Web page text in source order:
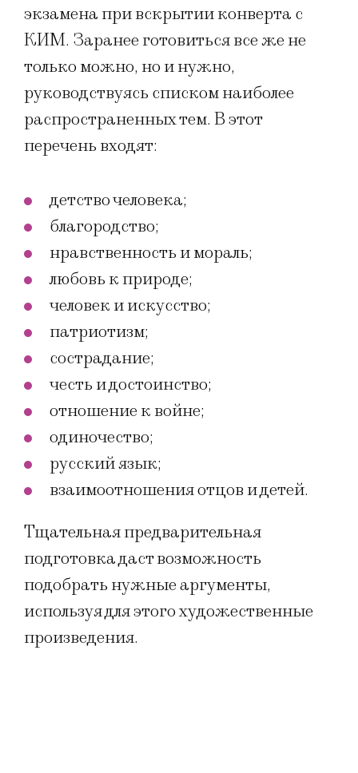
экзамена при вскрытии конверта с
КИМ. Заранее готовиться все же не
только можно, но и нужно,
руководствуясь списком наиболее
распространенных тем. В этот
перечень входят:
детство человека;
благородство;
нравственность и мораль;
любовь к природе;
человек и искусство;
патриотизм;
сострадание;
честь и достоинство;
отношение к войне;
одиночество;
русский язык;
взаимоотношения отцов и детей.
Тщательная предварительная
подготовка даст возможность
подобрать нужные аргументы,
используя для этого художественные
произведения.